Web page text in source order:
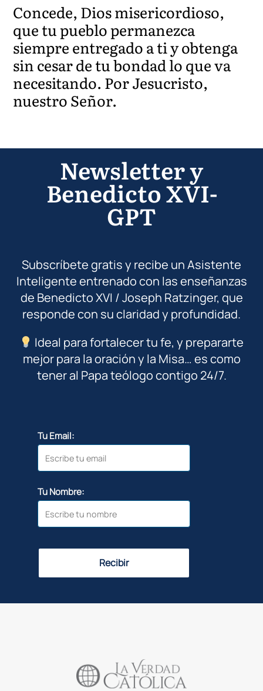
Concede, Dios misericordioso,
que tu pueblo permanezca
siempre entregado a ti y obtenga
sin cesar de tu bondad lo que va
necesitando. Por Jesucristo,
nuestro Señor.
Newsletter y
Benedicto XVI-
GPT
Subscríbete gratis y recibe un Asistente
Inteligente entrenado con las enseñanzas
de Benedicto XVI / Joseph Ratzinger, que
responde con su claridad y profundidad.
Ideal para fortalecer tu fe, y prepararte
mejor para la oración y la Misa… es como
tener al Papa teólogo contigo 24/7.
Tu Email:
Tu Nombre:
Recibir